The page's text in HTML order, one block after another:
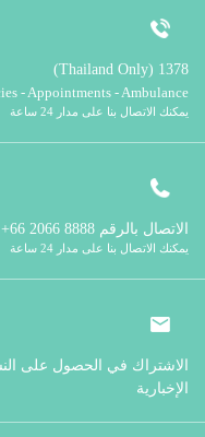
1378 (Thailand Only)
- Appointments - Ambulance
يمكنك الاتصال بنا على مدار 24 ساعة
الاتصال بالرقم
يمكنك الاتصال بنا على مدار 24 ساعة
الاشتراك في الحصول على
الإخبارية